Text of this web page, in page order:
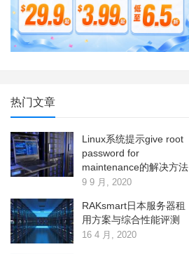
热门文章
Linux系统提示give root
password for
maintenance的解决方法
9 9 月, 2020
RAKsmart日本服务器租
用方案与综合性能评测
16 4 月, 2020